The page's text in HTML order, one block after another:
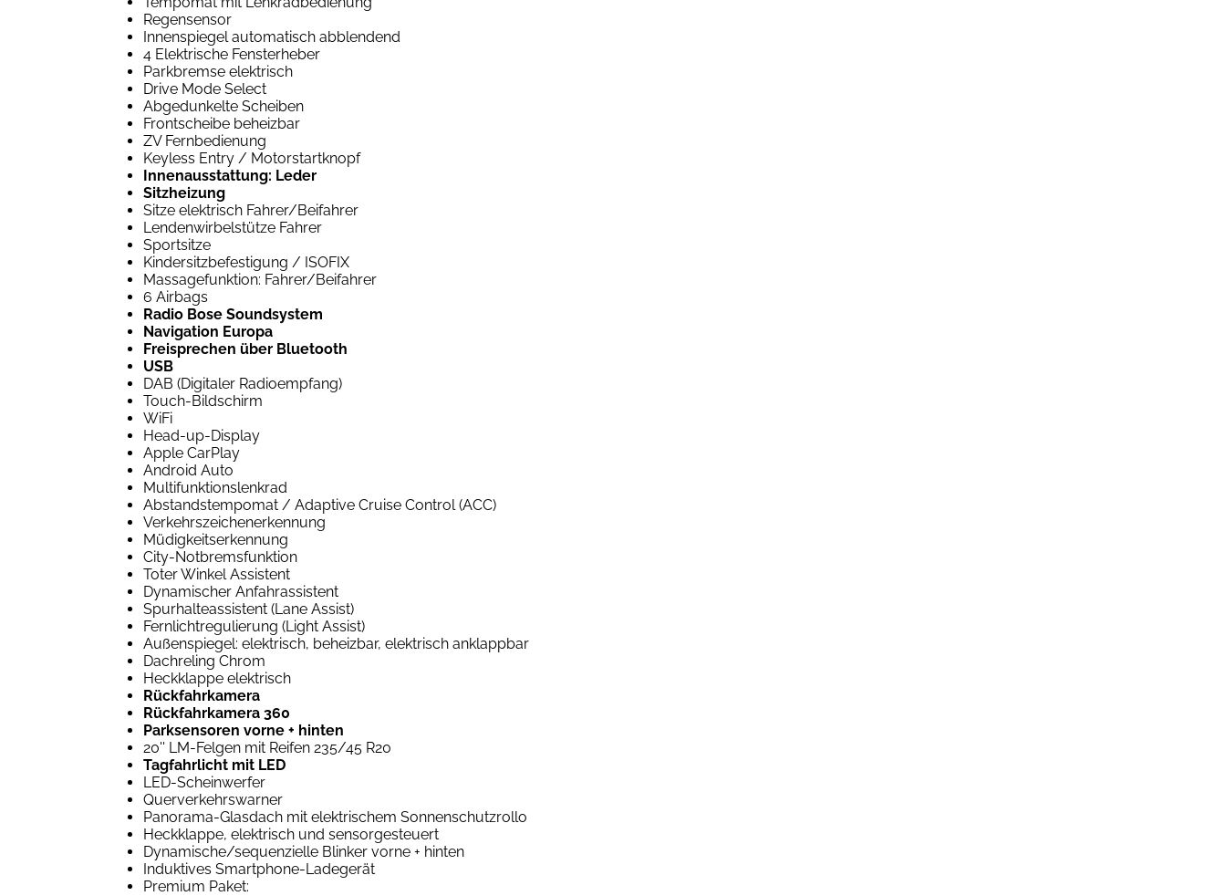
Regensensor
Innenspiegel automatisch abblendend
4 Elektrische Fensterheber
Parkbremse elektrisch
Drive Mode Select
Abgedunkelte Scheiben
Frontscheibe beheizbar
ZV Fernbedienung
Keyless Entry / Motorstartknopf
Innenausstattung: Leder
Sitzheizung
Sitze elektrisch Fahrer/Beifahrer
Lendenwirbelstütze Fahrer
Sportsitze
Kindersitzbefestigung / ISOFIX
Massagefunktion: Fahrer/Beifahrer
6 Airbags
Radio Bose Soundsystem
Navigation Europa
Freisprechen über Bluetooth
USB
DAB (Digitaler Radioempfang)
Touch-Bildschirm
WiFi
Head-up-Display
Apple CarPlay
Android Auto
Multifunktionslenkrad
Abstandstempomat / Adaptive Cruise Control (ACC)
Verkehrszeichenerkennung
Müdigkeitserkennung
City-Notbremsfunktion
Toter Winkel Assistent
Dynamischer Anfahrassistent
Spurhalteassistent (Lane Assist)
Fernlichtregulierung (Light Assist)
Außenspiegel: elektrisch, beheizbar, elektrisch anklappbar
Dachreling Chrom
Heckklappe elektrisch
Rückfahrkamera
Rückfahrkamera 360
Parksensoren vorne + hinten
20'' LM-Felgen mit Reifen 235/45 R20
Tagfahrlicht mit LED
LED-Scheinwerfer
Querverkehrswarner
Panorama-Glasdach mit elektrischem Sonnenschutzrollo
Heckklappe, elektrisch und sensorgesteuert
Dynamische/sequenzielle Blinker vorne + hinten
Induktives Smartphone-Ladegerät
Premium Paket: